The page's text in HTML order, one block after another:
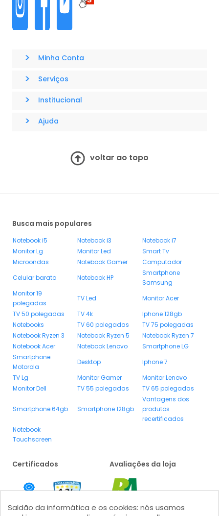
> Minha Conta
> Serviços
> Institucional
> Ajuda
voltar ao topo
Busca mais populares
Notebook i5 Notebook i3
Notebook i7
Monitor Lg
Monitor Led
Smart Tv
Microondas
Notebook Gamer
Computador
Celular barato
Notebook HP
Smartphone
Samsung
Monitor 19
polegadas
TV Led
Monitor Acer
TV 50 polegadas
TV 4k
Iphone 128gb
Notebooks
TV 60 polegadas
TV 75 polegadas
Notebook Ryzen 3
Notebook Ryzen 5
Notebook Ryzen 7
Notebook Acer
Notebook Lenovo
Smartphone LG
Smartphone
Motorola
Desktop
Iphone 7
TV Lg
Monitor Gamer
Monitor Lenovo
Monitor Dell
TV 55 polegadas TV 65 polegadas
Smartphone 64gb Smartphone 128gb
Vantagens dos
produtos
recertificados
Notebook
Touchscreen
Certificados Avaliações da loja
Saldão da informática e os cookies: nós usamos